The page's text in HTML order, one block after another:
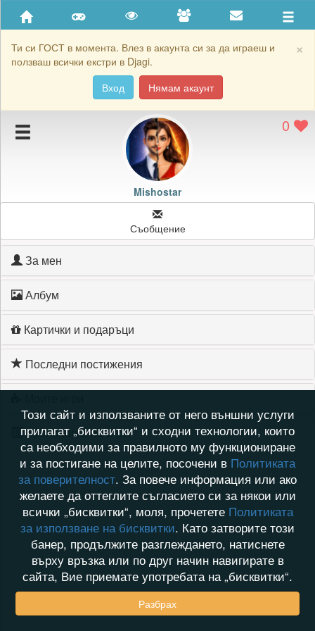
×
Ти си ГОСТ в момента. Влез в акаунта си за да играеш и
ползваш всички екстри в Djagi.
Вход
Нямам акаунт
Приятели
Хронология на игри
Подаръците на Mishostar
Картичките на Mishostar
0
Mishostar
Съобщение
За мен
Албум
Картички и подаръци
Последни постижения
Хронология на игри
Този сайт и използваните от него външни услуги
прилагат „бисквитки“ и сходни технологии, които
са необходими за правилното му функциониране
и за постигане на целите, посочени в Политиката
за поверителност. За повече информация или ако
желаете да оттеглите съгласието си за някои или
всички „бисквитки“, моля, прочетете Политиката
за използване на бисквитки. Като затворите този
банер, продължите разглеждането, натиснете
върху връзка или по друг начин навигирате в
сайта, Вие приемате употребата на „бисквитки“.
Разбрах